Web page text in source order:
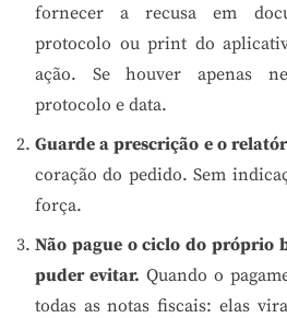
fornecer a recusa em
protocolo ou print do
ação. Se houver apenas
protocolo e data.
Guarde a prescrição e o
coração do pedido. Sem
força.
Não pague o ciclo do próprio
puder evitar. Quando o
todas as notas fiscais: elas